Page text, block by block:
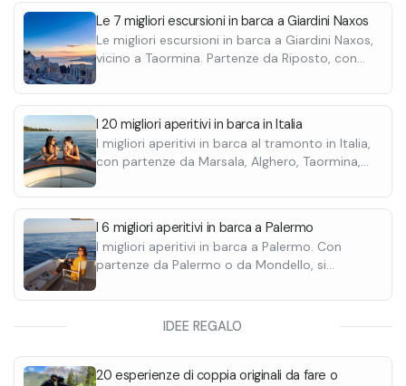
Le 7 migliori escursioni in barca a Giardini Naxos
Le migliori escursioni in barca a Giardini Naxos,
vicino a Taormina. Partenze da Riposto, con
I 20 migliori aperitivi in barca in Italia
I migliori aperitivi in barca al tramonto in Italia,
con partenze da Marsala, Alghero, Taormina,
barca anche sui Laghi.
I 6 migliori aperitivi in barca a Palermo
I migliori aperitivi in barca a Palermo. Con
partenze da Palermo o da Mondello, si
e alla Riserva di Capo Gallo. Skipper incluso,
sono previste soste bagno al tramonto.
IDEE REGALO
20 esperienze di coppia originali da fare o